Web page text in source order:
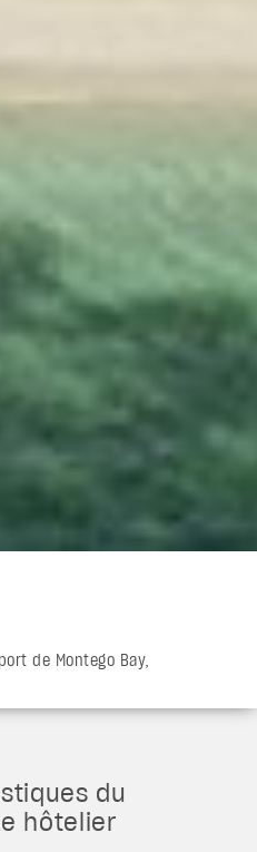
de Montego Bay,
du
hôtelier